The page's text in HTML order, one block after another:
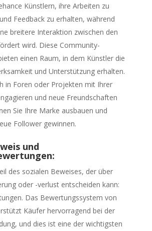
Künstlern, ihre Arbeiten zu
Feedback zu erhalten, während
breitere Interaktion zwischen den
wird. Diese Community-
einen Raum, in dem Künstler die
und Unterstützung erhalten.
in Foren oder Projekten mit Ihrer
und neue Freundschaften
Sie Ihre Marke ausbauen und
Follower gewinnen.
und
des sozialen Beweises, der über
oder -verlust entscheiden kann:
Das Bewertungssystem von
Käufer hervorragend bei der
und dies ist eine der wichtigsten